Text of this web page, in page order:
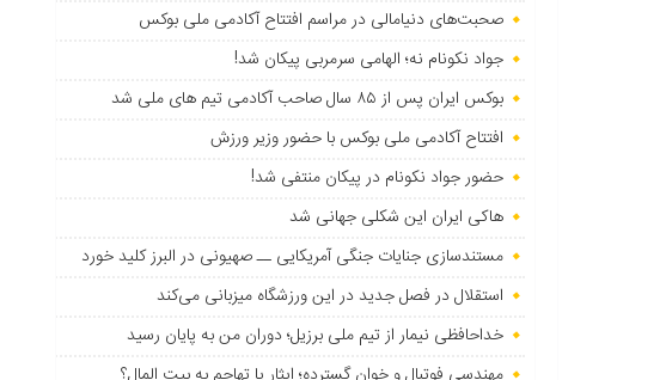
صحبت‌های دنیامالی در مراسم افتتاح آکادمی ملی بوکس
جواد نکونام نه؛ الهامی سرمربی پیکان شد!
بوکس ایران پس از ۸۵ سال صاحب آکادمی تیم های ملی شد
افتتاح آکادمی ملی بوکس با حضور وزیر ورزش
حضور جواد نکونام در پیکان منتفی شد!
هاکی ایران این شکلی جهانی شد
مستندسازی جنایات جنگی آمریکایی ــ صهیونی در البرز کلید خورد
استقلال در فصل جدید در این ورزشگاه میزبانی می‌کند
خداحافظی نیمار از تیم ملی برزیل؛ دوران من به پایان رسید